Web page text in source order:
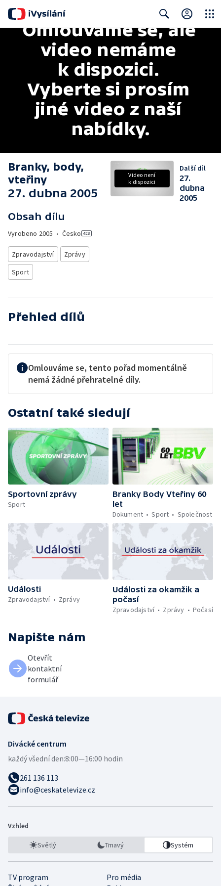
Search
Omlouváme se, ale
video nemáme
k dispozici.
Vyberte si prosím
jiné video z naší
nabídky.
Branky, body,
vteřiny
27. dubna 2005
Obsah dílu
Vyrobeno 2005 • Česko
Zpravodajství
Zprávy
Sport
Video není
k dispozici
Další díl
27.
dubna
2005
Přehled dílů
Omlouváme se, tento pořad momentálně
nemá žádné přehratelné díly.
Ostatní také sledují
Sportovní zprávy
Sport
Branky Body Vteřiny 60
let
Dokument
Sport Společnost
Události
Zpravodajství
Zprávy
Události za okamžik a
počasí
Zpravodajství
Zprávy Počasí
Napište nám
Otevřít
kontaktní
formulář
Divácké centrum
každý všední den:8:00—16:00 hodin
261 136 113
info@ceskatelevize.cz
Vzhled
Světlý Tmavý Systém
TV program
Pro média